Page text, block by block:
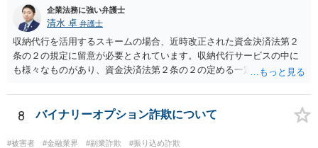
企業法務に強い弁護士
清水 卓 弁護士
収納代行を活用するスキームの場合、近時改正された資金決済法第２
条の２の規定に留意が必要とされています。収納代行サービスの中に
も様々なものがあり、資金決済法第２条の２の定める一定の要件（内
ことが明らかにされました。 この資金決済法第２条の２の定める一
定の要件（内閣府令で定める要件も含む）については、該当条文を見
るだけではなかなか理解し難いところがあるかと思いますし、この掲
示板で回答するには限界がありますので、この分野に詳しそうな弁護
8 バイナリーオプション詐欺について
#被害者 #金融業界 #副業詐欺 #振り込め詐欺